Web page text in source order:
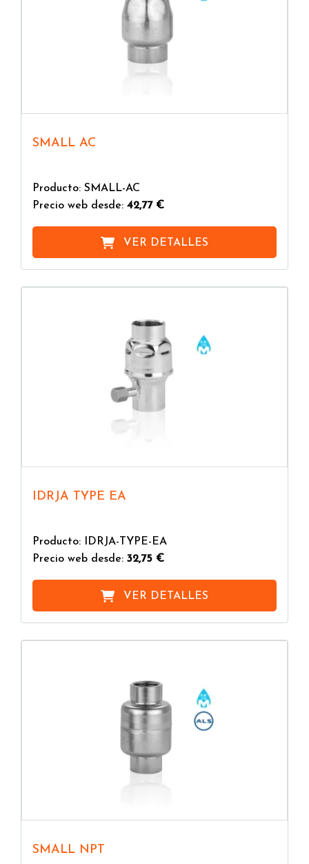
SMALL AC
Producto: SMALL-AC
Precio web desde: 42,77 €
VER DETALLES
IDRJA TYPE EA
Producto: IDRJA-TYPE-EA
Precio web desde: 32,75 €
VER DETALLES
SMALL NPT